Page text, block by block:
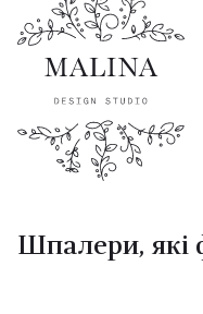
Шпалери, які